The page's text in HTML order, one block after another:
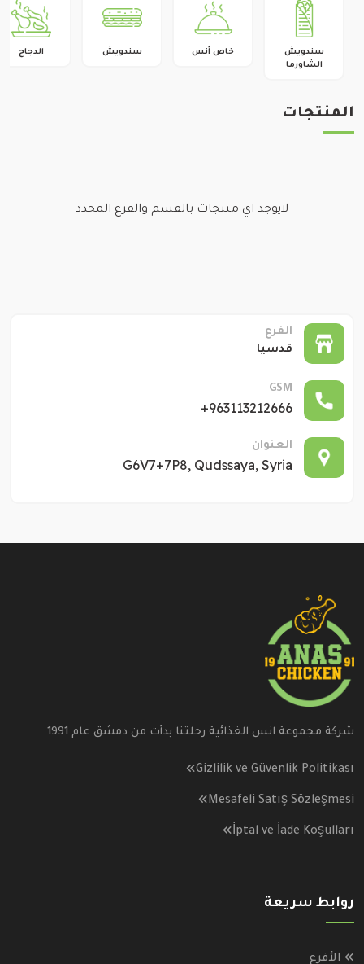
الميدان
تغيير الفرع
كفرسوسة
تغيير الفرع
سندويش
الشاورما
خاص أنس سندويش الدجاج
المنتجات
لايوجد اي منتجات بالقسم والفرع المحدد
الفرع
قدسيا
GSM
+963113212666
العنوان
G6V7+7P8, Qudssaya, Syria
شركة مجموعة انس الغذائية رحلتنا بدأت من دمشق عام 1991
Gizlilik ve Güvenlik Politikası
Mesafeli Satış Sözleşmesi
İptal ve İade Koşulları
روابط سريعة
الأفرع